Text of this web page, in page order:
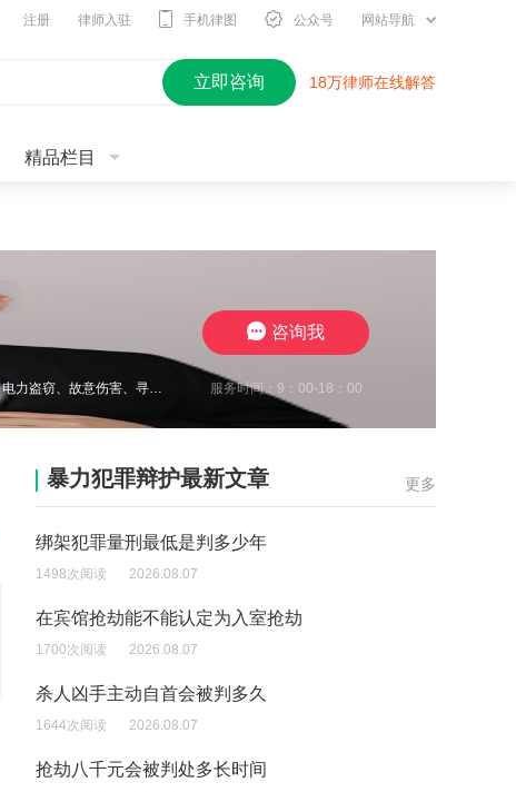
注册 律师入驻 手机律图 公众号 网站导航
立即咨询 18万律师在线解答
精品栏目
王瀚仑律师，江苏徐州，致力于刑事辩护，曾在诈骗、非法经营、虚开增值税发票、电力盗窃、故意伤害、寻衅滋事、开设赌场、帮信等多类案件中取得良好辩护效果，有多起缓刑、不起诉成功案例，同时在合同纠纷、债权债务、婚姻家事、抚养权纠纷、执行异议纠纷等方面，具有丰富的办案经验，认真负责，帮助每一位当事人维护合法权益。 服务时间：9：00-18：00
咨询我
更多
暴力犯罪辩护最新文章
绑架犯罪量刑最低是判多少年
1498次阅读 2026.08.07
在宾馆抢劫能不能认定为入室抢劫
1700次阅读 2026.08.07
杀人凶手主动自首会被判多久
1644次阅读 2026.08.07
抢劫八千元会被判处多长时间